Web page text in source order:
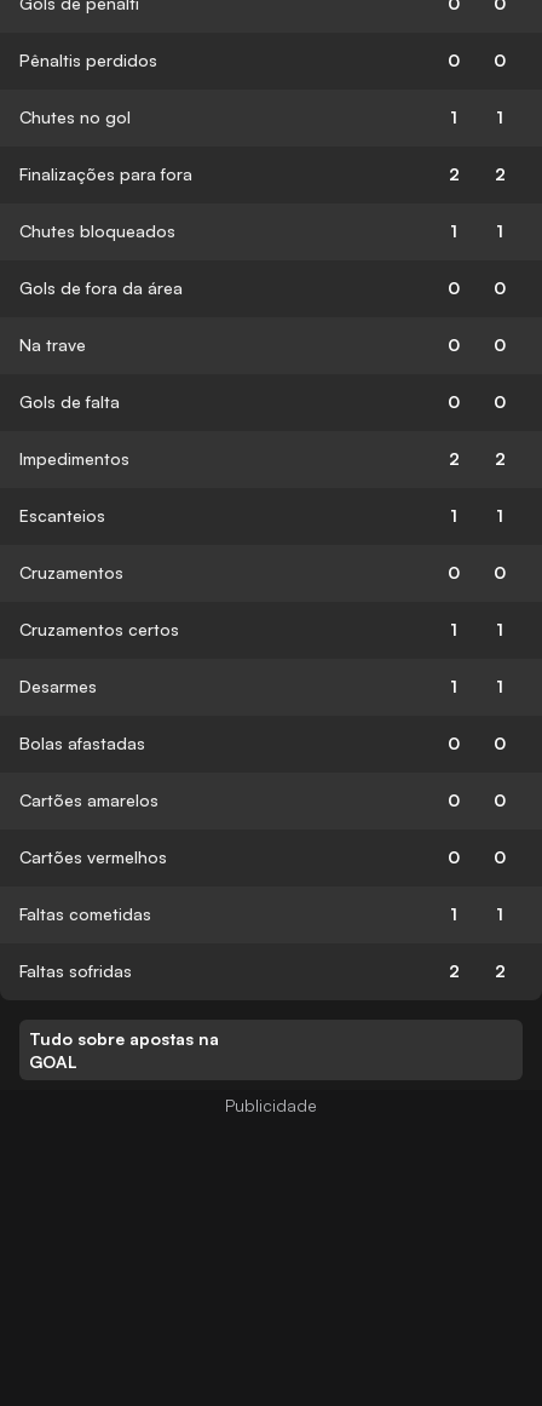
Pênaltis perdidos 0 0
Chutes no gol 1 1
Finalizações para fora 2 2
Chutes bloqueados 1 1
Gols de fora da área 0 0
Na trave 0 0
Gols de falta 0 0
Impedimentos 2 2
Escanteios 1 1
Cruzamentos 0 0
Cruzamentos certos 1 1
Desarmes 1 1
Bolas afastadas 0 0
Cartões amarelos 0 0
Cartões vermelhos 0 0
Faltas cometidas 1 1
Faltas sofridas 2 2
Tudo sobre apostas na
GOAL